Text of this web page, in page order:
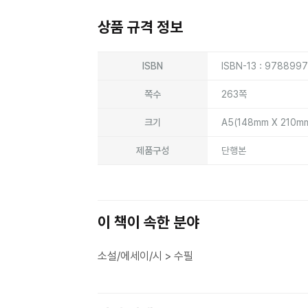
상품 규격 정보
ISBN ISBN-13 :
쪽수 263쪽
크기 A5(148mm X
제품구성 단행본
이 책이 속한 분야
소설/에세이/시 > 수필